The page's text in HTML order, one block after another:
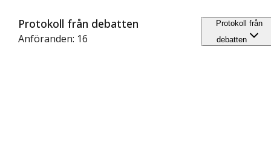
Protokoll från debatten
Anföranden: 16
Protokoll från
debatten